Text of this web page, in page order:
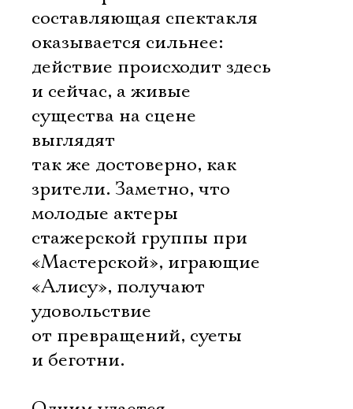
составляющая спектакля
оказывается сильнее:
действие происходит здесь
и сейчас, а живые
существа на сцене
выглядят
так же достоверно, как
зрители. Заметно, что
молодые актеры
стажерской группы при
«Мастерской», играющие
«Алису», получают
удовольствие
от превращений, суеты
и беготни.